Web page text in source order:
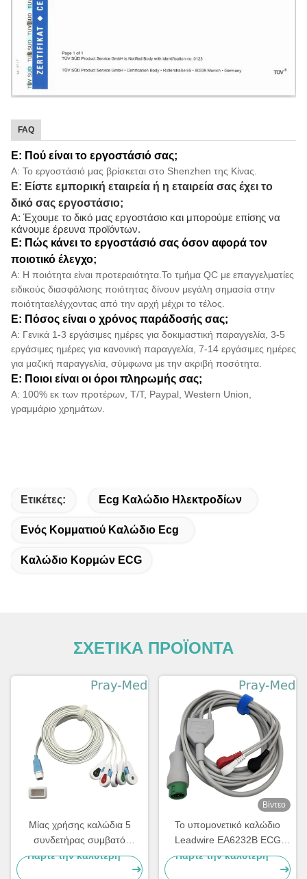
FAQ
Ε: Πού είναι το εργοστάσιό σας;
Α: Το εργοστάσιό μας βρίσκεται στο Shenzhen της Κίνας.
Ε: Είστε εμπορική εταιρεία ή η εταιρεία σας έχει το
δικό σας εργοστάσιο;
Α: Έχουμε το δικό μας εργοστάσιο και μπορούμε επίσης να
κάνουμε έρευνα προϊόντων.
Ε: Πώς κάνει το εργοστάσιό σας όσον αφορά τον
ποιοτικό έλεγχο;
Α: Η ποιότητα είναι προτεραιότητα.Το τμήμα QC με επαγγελματίες
ειδικούς διασφάλισης ποιότητας δίνουν μεγάλη σημασία στην
ποιότηταελέγχοντας από την αρχή μέχρι το τέλος.
Ε: Πόσος είναι ο χρόνος παράδοσής σας;
Α: Γενικά 1-3 εργάσιμες ημέρες για δοκιμαστική παραγγελία, 3-5
εργάσιμες ημέρες για κανονική παραγγελία, 7-14 εργάσιμες ημέρες
για μαζική παραγγελία, σύμφωνα με την ακριβή ποσότητα.
Ε: Ποιοι είναι οι όροι πληρωμής σας;
Α: 100% εκ των προτέρων, T/T, Paypal, Western Union,
γραμμάριο χρημάτων.
Ετικέτες: Ecg Καλώδιο Ηλεκτροδίων
Ενός Κομματιού Καλώδιο Ecg
Καλώδιο Κορμών ECG
ΣΧΕΤΙΚΑ ΠΡΟΪΟΝΤΑ
Μίας χρήσης καλώδια 5
συνδετήρας συμβατό
Covidien μολύβδου
Radiolucent ECG μολύβδου
Πάρτε την καλύτερη
Βίντεο
Το υπομονετικό καλώδιο
Leadwire EA6232B ECG
άμεσο συνδέει με το
Πάρτε την καλύτερη